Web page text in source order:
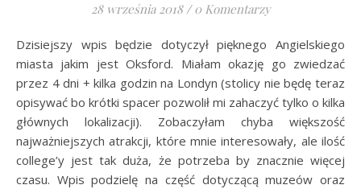
28 września 2018 / 0 Komentarzy
Dzisiejszy wpis będzie dotyczył pięknego Angielskiego
miasta jakim jest Oksford. Miałam okazję go zwiedzać
przez 4 dni + kilka godzin na Londyn (stolicy nie będę teraz
opisywać bo krótki spacer pozwolił mi zahaczyć tylko o kilka
głównych lokalizacji). Zobaczyłam chyba większość
najważniejszych atrakcji, które mnie interesowały, ale ilość
college’y jest tak duża, że potrzeba by znacznie więcej
czasu. Wpis podzielę na część dotyczącą muzeów oraz